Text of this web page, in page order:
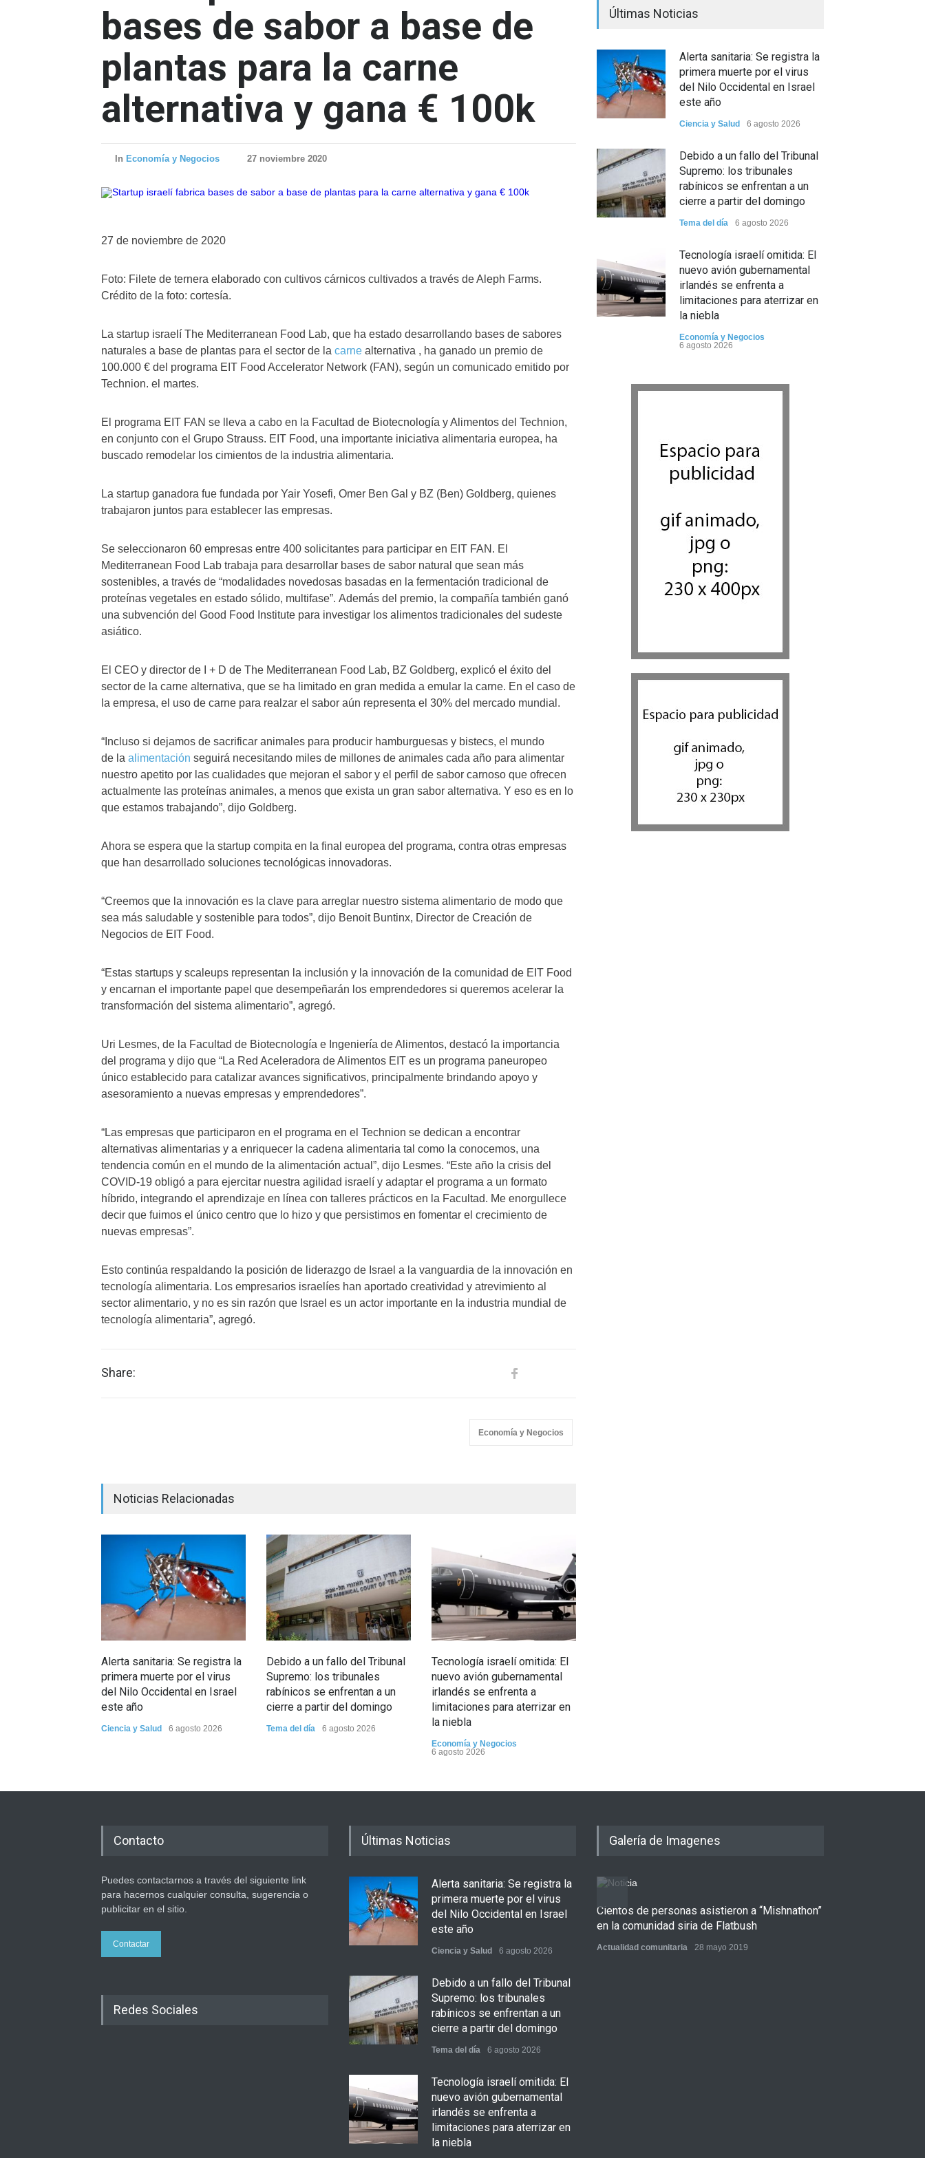
bases de sabor a base de
plantas para la carne
alternativa y gana € 100k
In Economía y Negocios 27 noviembre 2020
27 de noviembre de 2020
Foto: Filete de ternera elaborado con cultivos cárnicos cultivados a través de Aleph Farms.
Crédito de la foto: cortesía.
La startup israelí The Mediterranean Food Lab, que ha estado desarrollando bases de sabores
naturales a base de plantas para el sector de la carne alternativa , ha ganado un premio de
100.000 € del programa EIT Food Accelerator Network (FAN), según un comunicado emitido por
Technion. el martes.
El programa EIT FAN se lleva a cabo en la Facultad de Biotecnología y Alimentos del Technion,
en conjunto con el Grupo Strauss. EIT Food, una importante iniciativa alimentaria europea, ha
buscado remodelar los cimientos de la industria alimentaria.
La startup ganadora fue fundada por Yair Yosefi, Omer Ben Gal y BZ (Ben) Goldberg, quienes
trabajaron juntos para establecer las empresas.
Se seleccionaron 60 empresas entre 400 solicitantes para participar en EIT FAN. El
Mediterranean Food Lab trabaja para desarrollar bases de sabor natural que sean más
sostenibles, a través de “modalidades novedosas basadas en la fermentación tradicional de
proteínas vegetales en estado sólido, multifase”. Además del premio, la compañía también ganó
una subvención del Good Food Institute para investigar los alimentos tradicionales del sudeste
asiático.
El CEO y director de I + D de The Mediterranean Food Lab, BZ Goldberg, explicó el éxito del
sector de la carne alternativa, que se ha limitado en gran medida a emular la carne. En el caso de
la empresa, el uso de carne para realzar el sabor aún representa el 30% del mercado mundial.
“Incluso si dejamos de sacrificar animales para producir hamburguesas y bistecs, el mundo
de la alimentación seguirá necesitando miles de millones de animales cada año para alimentar
nuestro apetito por las cualidades que mejoran el sabor y el perfil de sabor carnoso que ofrecen
actualmente las proteínas animales, a menos que exista un gran sabor alternativa. Y eso es en lo
que estamos trabajando”, dijo Goldberg.
Ahora se espera que la startup compita en la final europea del programa, contra otras empresas
que han desarrollado soluciones tecnológicas innovadoras.
“Creemos que la innovación es la clave para arreglar nuestro sistema alimentario de modo que
sea más saludable y sostenible para todos”, dijo Benoit Buntinx, Director de Creación de
Negocios de EIT Food.
“Estas startups y scaleups representan la inclusión y la innovación de la comunidad de EIT Food
y encarnan el importante papel que desempeñarán los emprendedores si queremos acelerar la
transformación del sistema alimentario”, agregó.
Uri Lesmes, de la Facultad de Biotecnología e Ingeniería de Alimentos, destacó la importancia
del programa y dijo que “La Red Aceleradora de Alimentos EIT es un programa paneuropeo
único establecido para catalizar avances significativos, principalmente brindando apoyo y
asesoramiento a nuevas empresas y emprendedores”.
“Las empresas que participaron en el programa en el Technion se dedican a encontrar
alternativas alimentarias y a enriquecer la cadena alimentaria tal como la conocemos, una
tendencia común en el mundo de la alimentación actual”, dijo Lesmes. “Este año la crisis del
COVID-19 obligó a para ejercitar nuestra agilidad israelí y adaptar el programa a un formato
híbrido, integrando el aprendizaje en línea con talleres prácticos en la Facultad. Me enorgullece
decir que fuimos el único centro que lo hizo y que persistimos en fomentar el crecimiento de
nuevas empresas”.
Esto continúa respaldando la posición de liderazgo de Israel a la vanguardia de la innovación en
tecnología alimentaria. Los empresarios israelíes han aportado creatividad y atrevimiento al
sector alimentario, y no es sin razón que Israel es un actor importante en la industria mundial de
tecnología alimentaria”, agregó.
Share:
Economía y Negocios
Noticias Relacionadas
Alerta sanitaria: Se registra la
primera muerte por el virus
del Nilo Occidental en Israel
este año
Ciencia y Salud 6 agosto 2026
Debido a un fallo del Tribunal
Supremo: los tribunales
rabínicos se enfrentan a un
cierre a partir del domingo
Tema del día 6 agosto 2026
Tecnología israelí omitida: El
nuevo avión gubernamental
irlandés se enfrenta a
limitaciones para aterrizar en
la niebla
Economía y Negocios
6 agosto 2026
Últimas Noticias
Alerta sanitaria: Se registra la
primera muerte por el virus
del Nilo Occidental en Israel
este año
Ciencia y Salud 6 agosto 2026
Debido a un fallo del Tribunal
Supremo: los tribunales
rabínicos se enfrentan a un
cierre a partir del domingo
Tema del día 6 agosto 2026
Tecnología israelí omitida: El
nuevo avión gubernamental
irlandés se enfrenta a
limitaciones para aterrizar en
la niebla
Economía y Negocios
6 agosto 2026
Los abuelos de Herzl son
enterrados de nuevo en
último deseo
Mundo Judío
Contacto
Puedes contactarnos a través del siguiente link
para hacernos cualquier consulta, sugerencia o
publicitar en el sitio.
Contactar
Redes Sociales
Últimas Noticias
Alerta sanitaria: Se registra la
primera muerte por el virus
del Nilo Occidental en Israel
este año
Ciencia y Salud 6 agosto 2026
Debido a un fallo del Tribunal
Supremo: los tribunales
rabínicos se enfrentan a un
cierre a partir del domingo
Tema del día 6 agosto 2026
Tecnología israelí omitida: El
nuevo avión gubernamental
irlandés se enfrenta a
limitaciones para aterrizar en
la niebla
Galería de Imagenes
Cientos de personas asistieron a “Mishnathon”
en la comunidad siria de Flatbush
Actualidad comunitaria 28 mayo 2019